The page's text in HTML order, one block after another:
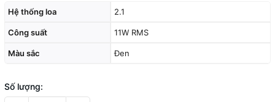
Hệ thống loa 2.1
Công suất 11W RMS
Màu sắc Đen
Số lượng: